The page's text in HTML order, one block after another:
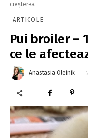
creșterea
ARTICOLE
Pui broiler –
ce le
Anastasia Oleinik